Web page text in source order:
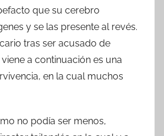
que su cerebro
y se las presente al revés.
tras ser acusado de
a continuación es una
en la cual muchos
no podía ser menos,